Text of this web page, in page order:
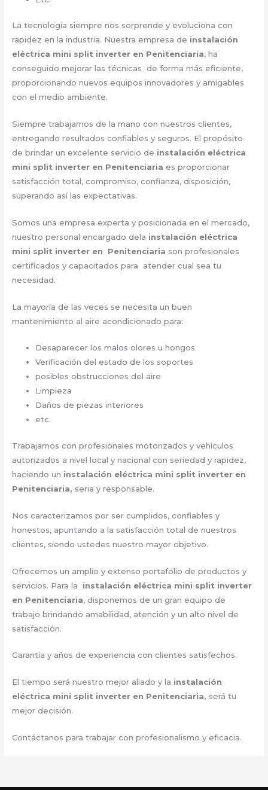
La tecnología siempre nos sorprende y evoluciona con
rapidez en la industria. Nuestra empresa de instalación
eléctrica mini split inverter en Penitenciaria, ha
conseguido mejorar las técnicas de forma más eficiente,
proporcionando nuevos equipos innovadores y amigables
con el medio ambiente.
Siempre trabajamos de la mano con nuestros clientes,
entregando resultados confiables y seguros. El propósito
de brindar un excelente servicio de instalación eléctrica
mini split inverter en Penitenciaria es proporcionar
satisfacción total, compromiso, confianza, disposición,
superando así las expectativas.
Somos una empresa experta y posicionada en el mercado,
nuestro personal encargado dela instalación eléctrica
mini split inverter en Penitenciaria son profesionales
certificados y capacitados para atender cual sea tu
necesidad.
La mayoría de las veces se necesita un buen
mantenimiento al aire acondicionado para:
Desaparecer los malos olores u hongos
Verificación del estado de los soportes
posibles obstrucciones del aire
Limpieza
Daños de piezas interiores
etc.
Trabajamos con profesionales motorizados y vehículos
autorizados a nivel local y nacional con seriedad y rapidez,
haciendo un instalación eléctrica mini split inverter en
Penitenciaria, seria y responsable.
Nos caracterizamos por ser cumplidos, confiables y
honestos, apuntando a la satisfacción total de nuestros
clientes, siendo ustedes nuestro mayor objetivo.
Ofrecemos un amplio y extenso portafolio de productos y
servicios. Para la instalación eléctrica mini split inverter
en Penitenciaria, disponemos de un gran equipo de
trabajo brindando amabilidad, atención y un alto nivel de
satisfacción.
Garantía y años de experiencia con clientes satisfechos.
El tiempo será nuestro mejor aliado y la instalación
eléctrica mini split inverter en Penitenciaria, será tu
mejor decisión.
Contáctanos para trabajar con profesionalismo y eficacia.